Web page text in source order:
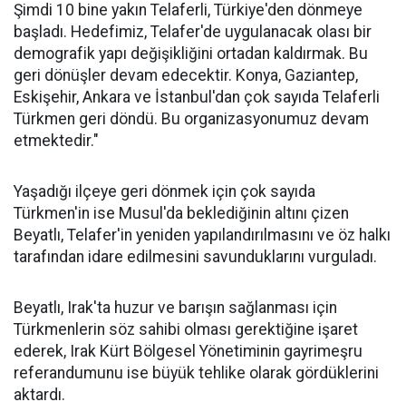
Şimdi 10 bine yakın Telaferli, Türkiye'den dönmeye
başladı. Hedefimiz, Telafer'de uygulanacak olası bir
demografik yapı değişikliğini ortadan kaldırmak. Bu
geri dönüşler devam edecektir. Konya, Gaziantep,
Eskişehir, Ankara ve İstanbul'dan çok sayıda Telaferli
Türkmen geri döndü. Bu organizasyonumuz devam
etmektedir."
Yaşadığı ilçeye geri dönmek için çok sayıda
Türkmen'in ise Musul'da beklediğinin altını çizen
Beyatlı, Telafer'in yeniden yapılandırılmasını ve öz halkı
tarafından idare edilmesini savunduklarını vurguladı.
Beyatlı, Irak'ta huzur ve barışın sağlanması için
Türkmenlerin söz sahibi olması gerektiğine işaret
ederek, Irak Kürt Bölgesel Yönetiminin gayrimeşru
referandumunu ise büyük tehlike olarak gördüklerini
aktardı.